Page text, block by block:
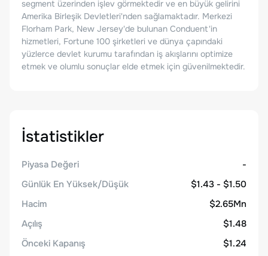
segment üzerinden işlev görmektedir ve en büyük gelirini
Amerika Birleşik Devletleri'nden sağlamaktadır. Merkezi
Florham Park, New Jersey'de bulunan Conduent'in
hizmetleri, Fortune 100 şirketleri ve dünya çapındaki
yüzlerce devlet kurumu tarafından iş akışlarını optimize
etmek ve olumlu sonuçlar elde etmek için güvenilmektedir.
İstatistikler
Piyasa Değeri
-
Günlük En Yüksek/Düşük
$1.43 - $1.50
Hacim
$2.65Mn
Açılış
$1.48
Önceki Kapanış
$1.24